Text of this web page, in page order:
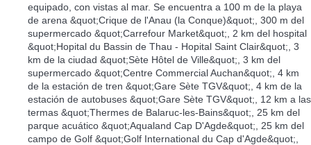
equipado, con vistas al mar. Se encuentra a 100 m de la playa
de arena &quot;Crique de l'Anau (la Conque)&quot;, 300 m del
supermercado &quot;Carrefour Market&quot;, 2 km del hospital
&quot;Hopital du Bassin de Thau - Hopital Saint Clair&quot;, 3
km de la ciudad &quot;Sète Hôtel de Ville&quot;, 3 km del
supermercado &quot;Centre Commercial Auchan&quot;, 4 km
de la estación de tren &quot;Gare Sète TGV&quot;, 4 km de la
estación de autobuses &quot;Gare Sète TGV&quot;, 12 km a las
termas &quot;Thermes de Balaruc-les-Bains&quot;, 25 km del
parque acuático &quot;Aqualand Cap D'Agde&quot;, 25 km del
campo de Golf &quot;Golf International du Cap d'Agde&quot;,